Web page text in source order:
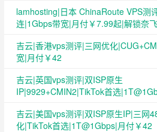
lamhosting|日本 ChinaRoute VPS测
连|1Gbps带宽|月付￥7.99起|解锁奈
吉云|香港vps测评|三网优化
宽|月付￥42
吉云|英国vps测评|双ISP原生
IP|9929+CMIN2|TikTok首选
吉云|美国vps测评|双ISP原生IP|三网
化|TikTok首选|1T@1Gbps|月付￥42